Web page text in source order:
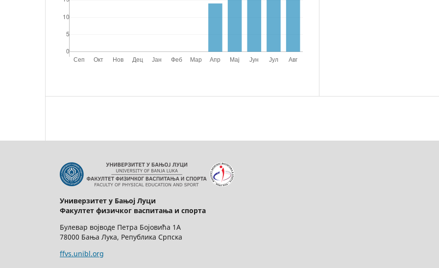
Универзитет у Бањој Луци
Факултет физичког васпитања и спорта
Булевар војводе Петра Бојовића 1А
78000 Бања Лука, Република Српска
ffvs.unibl.org